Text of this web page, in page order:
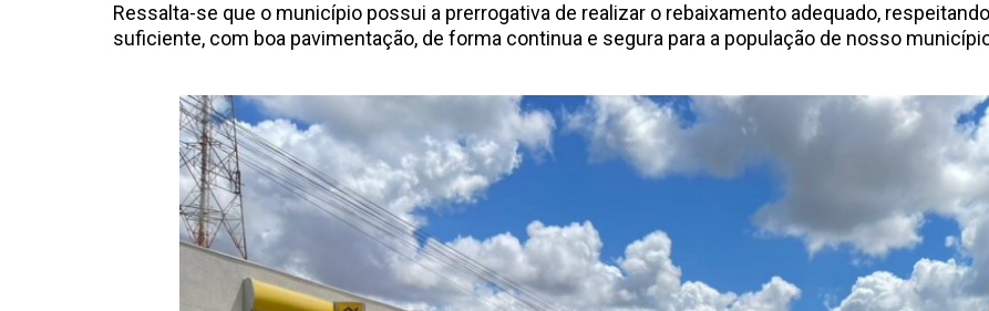
Ressalta-se que o município possui a prerrogativa de realizar o rebaixamento adequado,
suficiente, com boa pavimentação, de forma continua e segura para a população de nosso